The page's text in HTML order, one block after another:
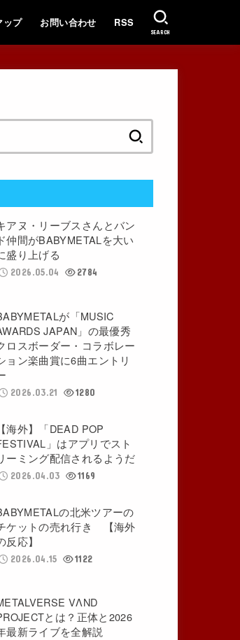
ップ お問い合わせ RSS
SEARCH
アヌ・リーブスさんとバン
ド仲間がBABYMETALを大い
盛り上げる
2026.05.04 2784
が「MUSIC
JAPAN」の最優秀
ロスボーダー・コラボレー
ョン楽曲賞に6曲エントリ
2026.03.21 1280
【海外】「DEAD POP
」はアプリでスト
ーミング配信されるようだ
2026.04.03 1169
の北米ツアーの
ケットの売れ行き 【海外
反応】
2026.04.15 1122
VΛND
とは？正体と2026
最新ライブを全解説